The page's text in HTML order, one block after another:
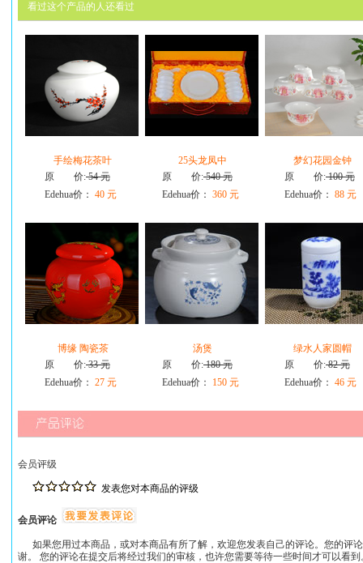
看过这个产品的人还看过
手绘梅花茶叶
原 价:54 元
Edehua价： 40 元
25头龙凤中
原 价:540 元
Edehua价： 360 元
梦幻花园金钟
原 价:100 元
Edehua价： 88 元
博缘 陶瓷茶
原 价:33 元
Edehua价： 27 元
汤煲
原 价:180 元
Edehua价：
150 元
绿水人家圆帽
原 价:82 元
Edehua价： 46 元
会员评级
发表您对本商品的评级
会员评论
如果您用过本商品，或对本商品有所了解，欢迎您发表自己的评论。您的评
谢。 您的评论在提交后将经过我们的审核，也许您需要等待一些时间才可以看